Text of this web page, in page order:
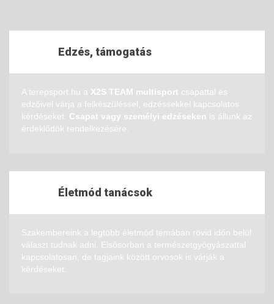
Edzés, támogatás
A terepsport.hu a X2S TEAM multisport csapattal és
edzőivel várja a felkészüléssel, edzéssekkel kapcsolatos
kérdéseket. Csapat vagy személyi edzéseken is állunk az
érdeklődök rendelkezésére.
Életmód tanácsok
Szakembereink a legtöbb életmód témában rövid időn belül
választ tudnak adni. Elsősorban a természetgyógyászattal
kapcsolatosan, de tagjaink között orvosok is várják a
kérdéseket.